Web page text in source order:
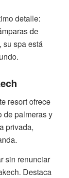
detalle:
de
su spa está
resort ofrece
de palmeras y
privada,
sin renunciar
Destaca